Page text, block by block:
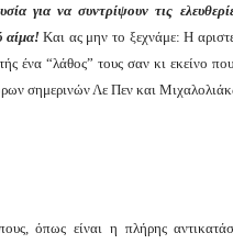
για να συντρίψουν τις
αίμα!Και ας μην το ξεχνάμε: Η
ένα “λάθος” τους σαν κι εκείνο
σημερινών Λε Πεν και
όπως είναι η πλήρης